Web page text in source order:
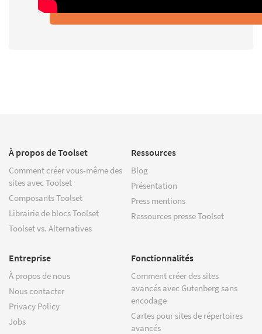
À propos de Toolset
Comment créer vous-même des
sites avec Toolset
Composants Toolset
Librairie de blocs Toolset
Toolset vs. Alternatives
Ressources
Blog
Présentation
Press mentions
Ressources presse Toolset
Entreprise
À propos de nous
Nous contacter
Privacy Policy
Jobs
Fonctionnalités
Comment créer des sites
avancés avec Gutenberg sans
encodage
Cartes pour sites de répertoires
avancés